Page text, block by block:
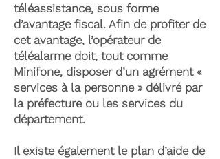
téléassistance, sous forme
d’avantage fiscal. Afin de profiter de
cet avantage, l’opérateur de
téléalarme doit, tout comme
Minifone, disposer d’un agrément «
services à la personne » délivré par
la préfecture ou les services du
département.
Il existe également le plan d’aide de